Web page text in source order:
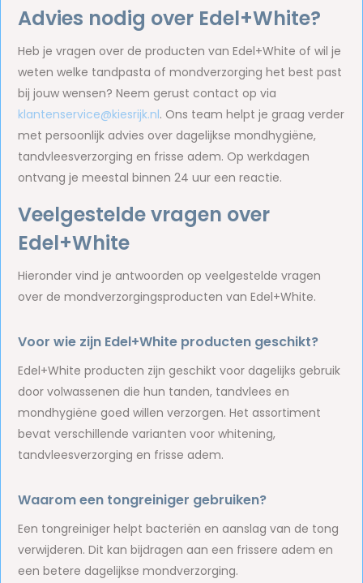
Advies nodig over Edel+White?
Heb je vragen over de producten van Edel+White of wil je
weten welke tandpasta of mondverzorging het best past
bij jouw wensen? Neem gerust contact op via
klantenservice@kiesrijk.nl. Ons team helpt je graag verder
met persoonlijk advies over dagelijkse mondhygiëne,
tandvleesverzorging en frisse adem. Op werkdagen
ontvang je meestal binnen 24 uur een reactie.
Veelgestelde vragen over
Edel+White
Hieronder vind je antwoorden op veelgestelde vragen
over de mondverzorgingsproducten van Edel+White.
Voor wie zijn Edel+White producten geschikt?
Edel+White producten zijn geschikt voor dagelijks gebruik
door volwassenen die hun tanden, tandvlees en
mondhygiëne goed willen verzorgen. Het assortiment
bevat verschillende varianten voor whitening,
tandvleesverzorging en frisse adem.
Waarom een tongreiniger gebruiken?
Een tongreiniger helpt bacteriën en aanslag van de tong
verwijderen. Dit kan bijdragen aan een frissere adem en
een betere dagelijkse mondverzorging.